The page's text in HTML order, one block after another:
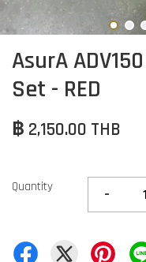
AsurA
Set - RED
฿ 2,150.00 THB
Quantity -